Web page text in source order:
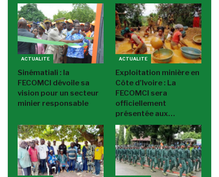
ACTUALITE
Sinématiali : la
FECOMCI dévoile sa
vision pour un secteur
minier responsable
ACTUALITE
Exploitation minière en
Côte d’Ivoire : La
FECOMCI sera
officiellement
présentée aux…